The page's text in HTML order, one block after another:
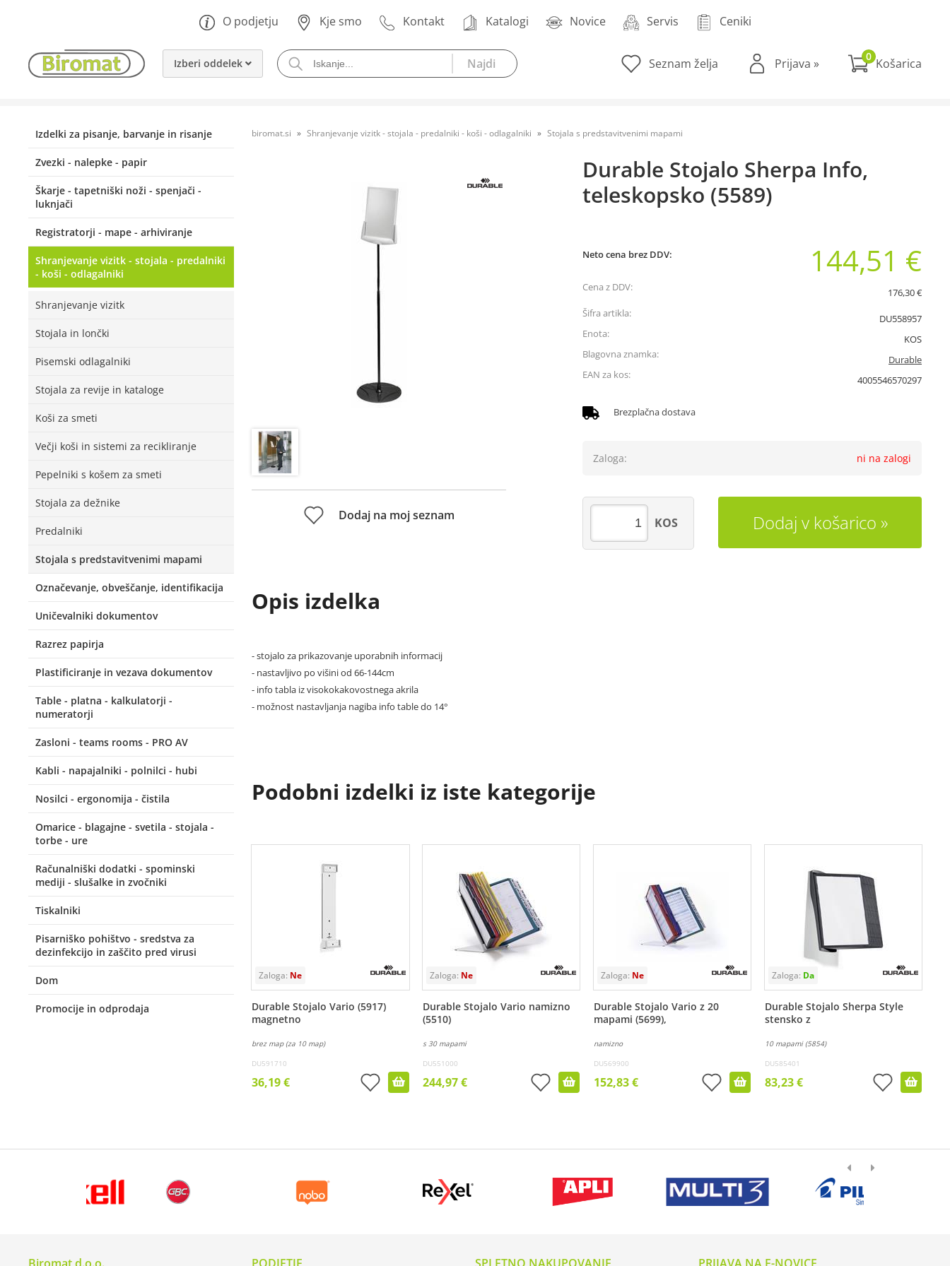
O podjetju Kje smo Kontakt Katalogi Novice Servis Ceniki
Izberi oddelek Seznam želja Prijava » 0
Izdelki za pisanje, barvanje in risanje
Zvezki - nalepke - papir
Škarje - tapetniški noži - spenjači -
luknjači
Registratorji - mape - arhiviranje
Shranjevanje vizitk - stojala - predalniki
- koši - odlagalniki
Shranjevanje vizitk
Stojala in lončki
Pisemski odlagalniki
Stojala za revije in kataloge
Koši za smeti
Večji koši in sistemi za recikliranje
Pepelniki s košem za smeti
Stojala za dežnike
Predalniki
Stojala s predstavitvenimi mapami
Označevanje, obveščanje, identifikacija
Uničevalniki dokumentov
Razrez papirja
Plastificiranje in vezava dokumentov
Table - platna - kalkulatorji -
numeratorji
Zasloni - teams rooms - PRO AV
Kabli - napajalniki - polnilci - hubi
Nosilci - ergonomija - čistila
Omarice - blagajne - svetila - stojala -
torbe - ure
Računalniški dodatki - spominski
mediji - slušalke in zvočniki
Tiskalniki
Pisarniško pohištvo - sredstva za
dezinfekcijo in zaščito pred virusi
Dom
Promocije in odprodaja
biromat.si Shranjevanje vizitk - stojala - predalniki - koši - odlagalniki Stojala s predstavitvenimi mapami
Durable Stojalo Sherpa Info,
teleskopsko (5589)
Dodaj na moj seznam
Neto cena brez DDV: 144,51 €
Cena z DDV:
176,30 €
Šifra artikla:
DU558957
Enota:
KOS
Blagovna znamka:
Durable
EAN za kos:
4005546570297
Brezplačna dostava
Zaloga: ni na zalogi
Dodaj v košarico
KOS
Opis izdelka
- stojalo za prikazovanje uporabnih informacij
- nastavljivo po višini od 66-144cm
- info tabla iz visokokakovostnega akrila
- možnost nastavljanja nagiba info table do 14°
Podobni izdelki iz iste kategorije
Durable Stojalo Vario (5917)
magnetno
brez map (za 10 map)
DU591710
36,19 €
Durable Stojalo Vario namizno
(5510)
s 30 mapami
DU551000
244,97 €
Durable Stojalo Vario z 20
mapami (5699),
namizno
DU569900
152,83 €
Durable Stojalo Sherpa Style
stensko z
10 mapami (5854)
DU585401
83,23 €